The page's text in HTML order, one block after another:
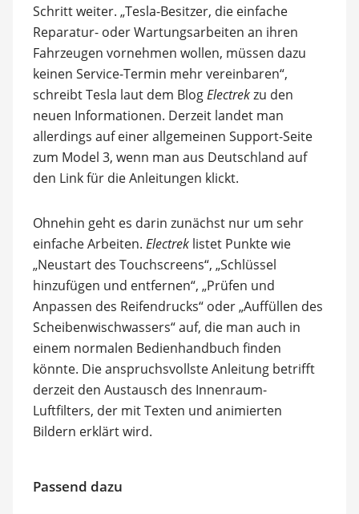
Schritt weiter. „Tesla-Besitzer, die einfache
Reparatur- oder Wartungsarbeiten an ihren
Fahrzeugen vornehmen wollen, müssen dazu
keinen Service-Termin mehr vereinbaren“,
schreibt Tesla laut dem BlogElectrekzu den
neuen Informationen. Derzeit landet man
allerdings auf einer allgemeinen Support-Seite
zum Model 3, wenn man aus Deutschland auf
den Link für die Anleitungen klickt.
Ohnehin geht es darin zunächst nur um sehr
einfache Arbeiten. Electreklistet Punkte wie
„Neustart des Touchscreens“, „Schlüssel
hinzufügen und entfernen“, „Prüfen und
Anpassen des Reifendrucks“ oder „Auffüllen des
Scheibenwischwassers“ auf, die man auch in
einem normalen Bedienhandbuch finden
könnte. Die anspruchsvollste Anleitung betrifft
derzeit den Austausch des Innenraum-
Luftfilters, der mit Texten und animierten
Bildern erklärt wird.
Passend dazu